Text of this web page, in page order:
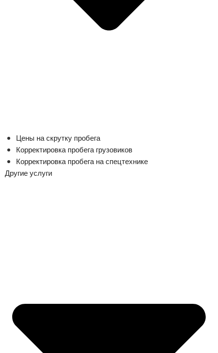
Цены на скрутку пробега
Корректировка пробега грузовиков
Корректировка пробега на спецтехнике
Другие услуги